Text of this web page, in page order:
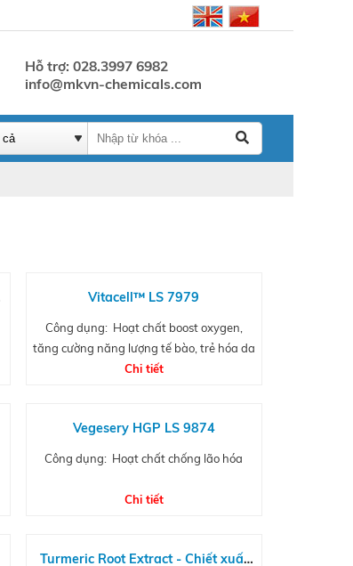
Hỗ trợ: 028.3997 6982
info@mkvn-chemicals.com
Vitacell™ LS 7979
Công dụng: Hoạt chất boost oxygen,
tăng cường năng lượng tế bào, trẻ hóa da
Chi tiết
Vegesery HGP LS 9874
Công dụng: Hoạt chất chống lão hóa
Chi tiết
Turmeric Root Extract - Chiết xuất